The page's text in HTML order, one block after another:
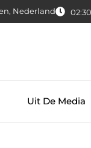
Nederland
Uit De Media